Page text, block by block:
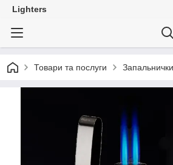
Lighters
Товари та послуги Запальнички